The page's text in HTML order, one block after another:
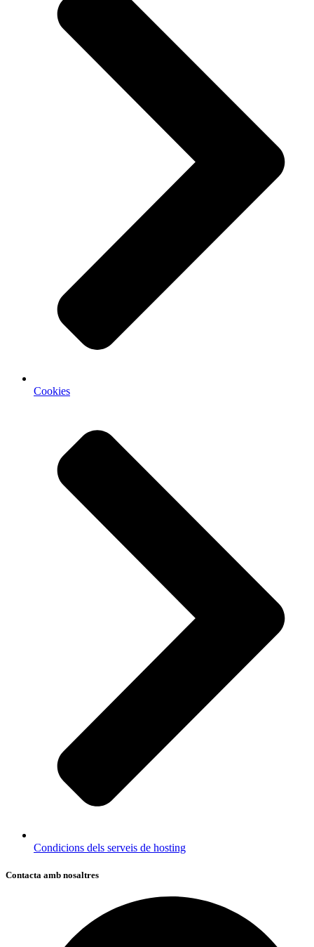
Cookies
Condicions dels serveis de hosting
Contacta amb nosaltres